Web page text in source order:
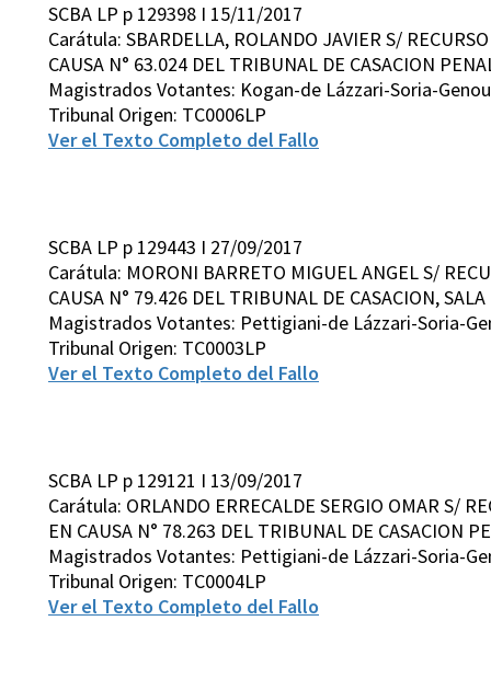
SCBA LP p 129398 I 15/11/2017
Carátula: SBARDELLA, ROLANDO JAVIER S/
CAUSA N° 63.024 DEL TRIBUNAL DE CASACION
Magistrados Votantes: Kogan-de Lázzari-Soria-
Tribunal Origen: TC0006LP
Ver el Texto Completo del Fallo
SCBA LP p 129443 I 27/09/2017
Carátula: MORONI BARRETO MIGUEL ANGEL S/
CAUSA N° 79.426 DEL TRIBUNAL DE CASACION,
Magistrados Votantes: Pettigiani-de Lázzari-Soria-
Tribunal Origen: TC0003LP
Ver el Texto Completo del Fallo
SCBA LP p 129121 I 13/09/2017
Carátula: ORLANDO ERRECALDE SERGIO OMAR S/
EN CAUSA N° 78.263 DEL TRIBUNAL DE CASACION
Magistrados Votantes: Pettigiani-de Lázzari-Soria-
Tribunal Origen: TC0004LP
Ver el Texto Completo del Fallo